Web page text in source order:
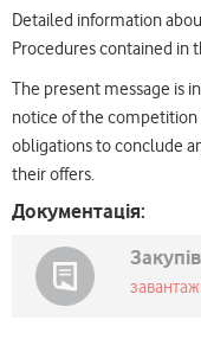
Detailed information
Procedures contained in
The present message is
notice of the competition
obligations to conclude
their offers.
Документація: